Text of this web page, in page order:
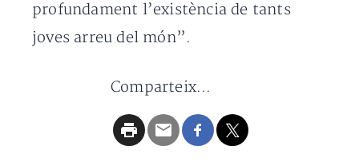
profundament l’existència de tants
joves arreu del món”.
Comparteix...